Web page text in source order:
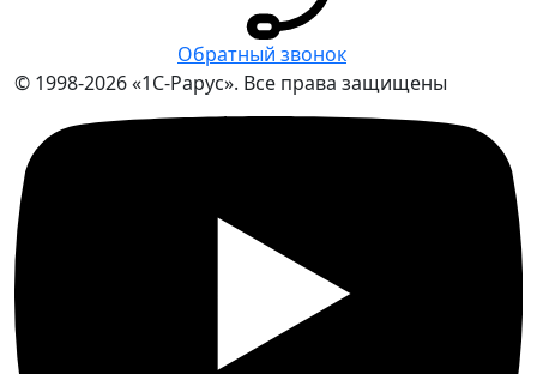
Обратный звонок
© 1998-2026 «1С-Рарус». Все права защищены